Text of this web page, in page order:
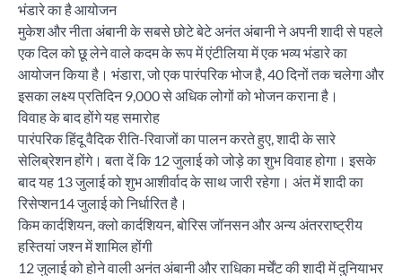
भंडारे का है आयोजन
मुकेश और नीता अंबानी के सबसे छोटे बेटे अनंत अंबानी ने अपनी शादी से पहले
एक दिल को छू लेने वाले कदम के रूप में एंटीलिया में एक भव्य भंडारे का
आयोजन किया है। भंडारा, जो एक पारंपरिक भोज है, 40 दिनों तक चलेगा और
इसका लक्ष्य प्रतिदिन 9,000 से अधिक लोगों को भोजन कराना है।
विवाह के बाद होंगे यह समारोह
पारंपरिक हिंदू वैदिक रीति-रिवाजों का पालन करते हुए, शादी के सारे
सेलिब्रेशन होंगे। बता दें कि 12 जुलाई को जोड़े का शुभ विवाह होगा। इसके
बाद यह 13 जुलाई को शुभ आशीर्वाद के साथ जारी रहेगा। अंत में शादी का
रिसेप्शन14 जुलाई को निर्धारित है।
किम कार्दशियन, क्लो कार्दशियन, बोरिस जॉनसन और अन्य अंतरराष्ट्रीय
हस्तियां जश्न में शामिल होंगी
12 जुलाई को होने वाली अनंत अंबानी और राधिका मर्चेंट की शादी में दुनियाभर